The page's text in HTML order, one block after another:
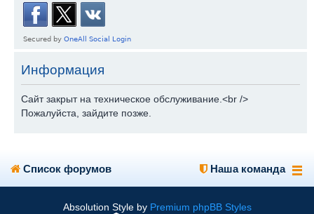
Информация
Сайт закрыт на техническое обслуживание.<br />
Пожалуйста, зайдите позже.
Список форумов Наша команда
Absolution Style by Premium phpBB Styles